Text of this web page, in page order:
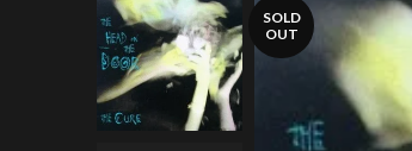
SOLD
OUT